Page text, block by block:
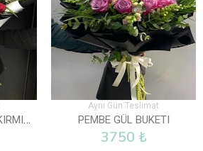
30 ADET - BOUTIGUE KIRMIZI GÜL BUKETI
Aynı Gün Teslimat
PEMBE GÜL BUKETI
3750 ₺